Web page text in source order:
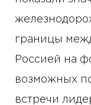
границы
Россией на
возможных
встречи